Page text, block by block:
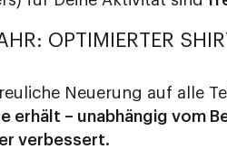
OPTIMIERTER
Neuerung auf alle
erhält – unabhängig vom
verbessert.